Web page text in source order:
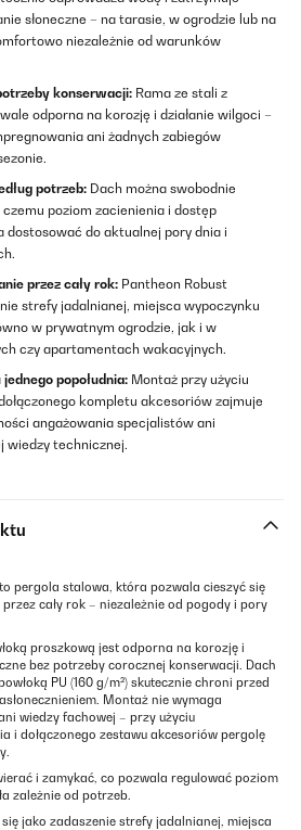
słoneczne – na tarasie, w ogrodzie lub na
niezależnie od warunków
konserwacji: Rama ze stali z
odporna na korozję i działanie wilgoci –
ani żadnych zabiegów
potrzeb: Dach można swobodnie
poziom zacienienia i dostęp
dostosować do aktualnej pory dnia i
przez cały rok: Pantheon Robust
strefy jadalnianej, miejsca wypoczynku
w prywatnym ogrodzie, jak i w
czy apartamentach wakacyjnych.
popołudnia: Montaż przy użyciu
kompletu akcesoriów zajmuje
angażowania specjalistów ani
wiedzy technicznej.
pergola stalowa, która pozwala cieszyć się
cały rok – niezależnie od pogody i pory
proszkową jest odporna na korozję i
bez potrzeby corocznej konserwacji. Dach
PU (160 g/m²) skutecznie chroni przed
Montaż nie wymaga
wiedzy fachowej – przy użyciu
i dołączonego zestawu akcesoriów pergolę
i zamykać, co pozwala regulować poziom
zależnie od potrzeb.
jako zadaszenie strefy jadalnianej, miejsca